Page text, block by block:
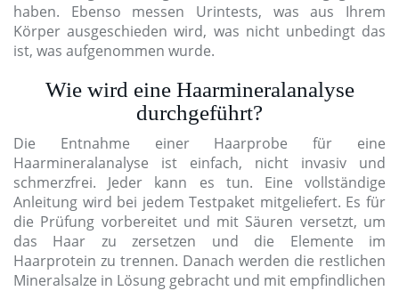
haben. Ebenso messen Urintests, was aus Ihrem
Körper ausgeschieden wird, was nicht unbedingt das
ist, was aufgenommen wurde.
Wie wird eine Haarmineralanalyse
durchgeführt?
Die Entnahme einer Haarprobe für eine
Haarmineralanalyse ist einfach, nicht invasiv und
schmerzfrei. Jeder kann es tun. Eine vollständige
Anleitung wird bei jedem Testpaket mitgeliefert. Es für
die Prüfung vorbereitet und mit Säuren versetzt, um
das Haar zu zersetzen und die Elemente im
Haarprotein zu trennen. Danach werden die restlichen
Mineralsalze in Lösung gebracht und mit empfindlichen